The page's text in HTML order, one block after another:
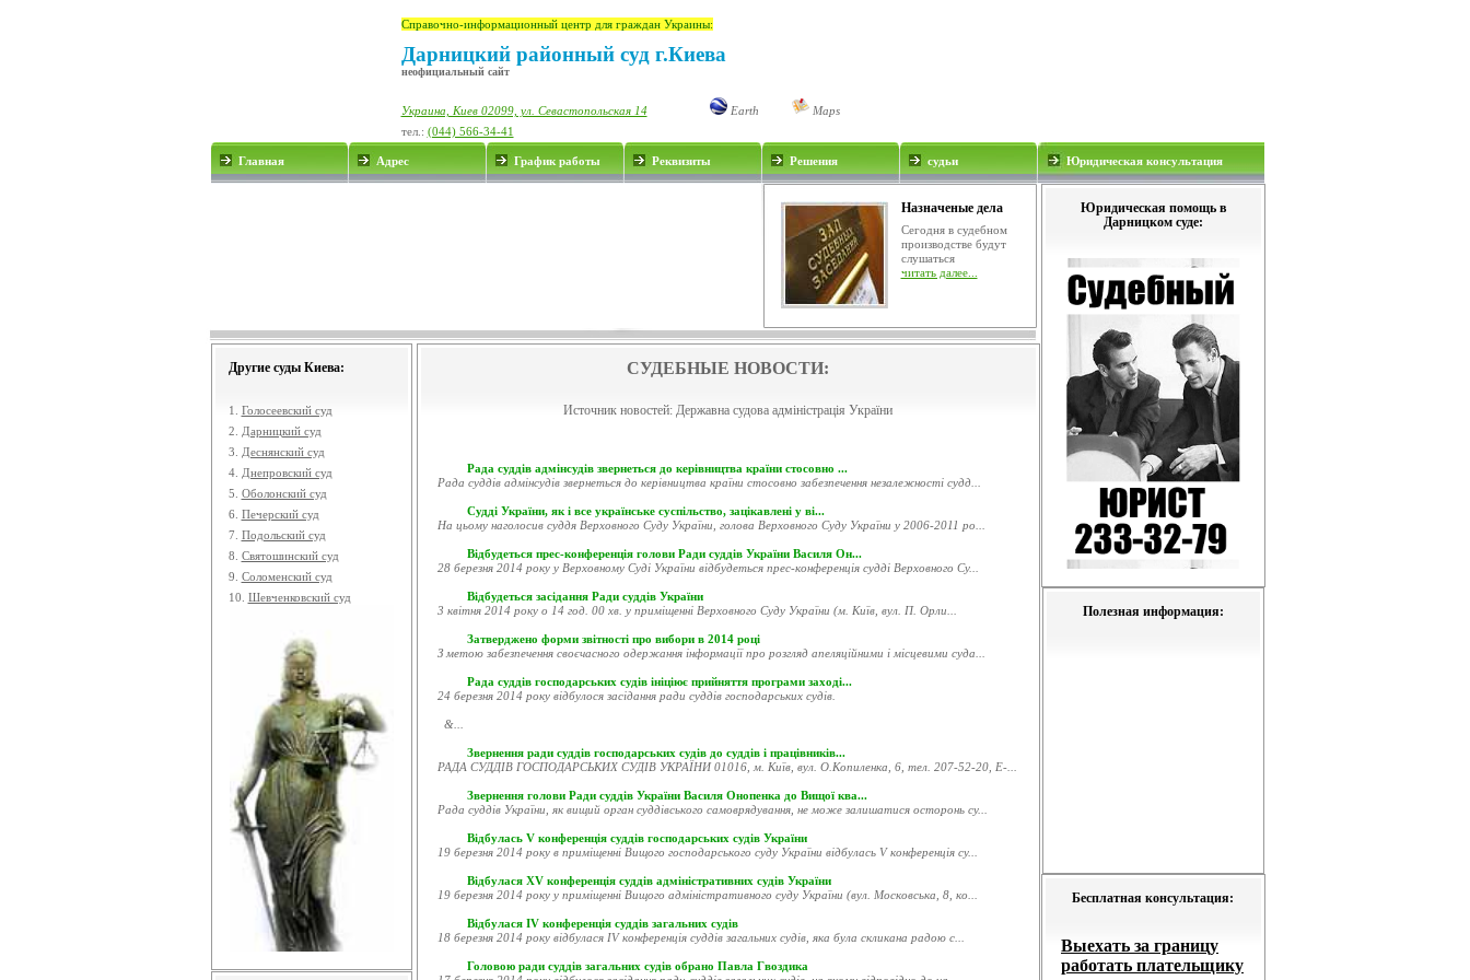
Справочно-информационный центр для граждан Украины:
Дарницкий районный суд г.Киева
неофициальный сайт
Украина, Киев 02099, ул. Севастопольская 14 Earth
Maps
тел.: (044) 566-34-41
Главная Адрес График работы Реквизиты Решения судьи Юридическая консультация
Назначеные дела
Сегодня в судебном
производстве будут
слушаться
читать далее...
Юридическая помощь в
Дарницком суде:
Полезная информация:
Бесплатная консультация:
Другие суды Киева:
1. Голосеевский суд
2.
Дарницкий суд
3.
Деснянский суд
4. Днепровский суд
5. Оболонский суд
6. Печерский суд
7. Подольский суд
8. Святошинский суд
9. Соломенский суд
10. Шевченковский суд
СУДЕБНЫЕ НОВОСТИ:
Источник новостей: Державна судова адміністрація України
Рада суддів адмінсудів звернеться до керівництва країни стосовно ...
Рада суддів адмінсудів звернеться до керівництва країни стосовно забезпечення незалежності судд...
Судді України, як і все українське суспільство, зацікавлені у ві...
На цьому наголосив суддя Верховного Суду України, голова Верховного Суду України у 2006-2011 ро...
Відбудеться прес-конференція голови Ради суддів України Василя Он...
28 березня 2014 року у Верховному Суді України відбудеться прес-конференція судді Верховного Су...
Відбудеться засідання Ради суддів України
3 квітня 2014 року о 14 год. 00 хв. у приміщенні Верховного Суду України (м. Київ, вул. П. Орли...
Затверджено форми звітності про вибори в 2014 році
З метою забезпечення своєчасного одержання інформації про розгляд апеляційними і місцевими суда...
Рада суддів господарських судів ініціює прийняття програми заході...
24 березня 2014 року відбулося засідання ради суддів господарських судів.
&...
Звернення ради суддів господарських судів до суддів і працівників...
РАДА СУДДІВ ГОСПОДАРСЬКИХ СУДІВ УКРАЇНИ 01016, м. Київ, вул. О.Копиленка, 6, тел. 207-52-20, E-...
Звернення голови Ради суддів України Василя Онопенка до Вищої ква...
Рада суддів України, як вищий орган суддівського самоврядування, не може залишатися осторонь су...
Відбулась V конференція суддів господарських судів України
19 березня 2014 року в приміщенні Вищого господарського суду України відбулась V конференція су...
Відбулася XV конференція суддів адміністративних судів України
19 березня 2014 року у приміщенні Вищого адміністративного суду України (вул. Московська, 8, ко...
Відбулася ІV конференція суддів загальних судів
18 березня 2014 року відбулася ІV конференція суддів загальних судів, яка була скликана радою с...
Головою ради суддів загальних судів обрано Павла Гвоздика